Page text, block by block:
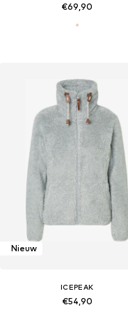
€69,90
Nieuw
ICEPEAK
€54,90